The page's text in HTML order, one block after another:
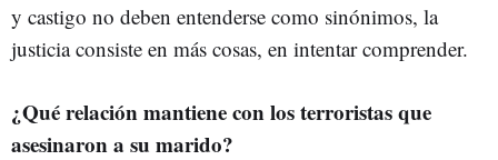
y castigo no deben entenderse como sinónimos, la
justicia consiste en más cosas, en intentar comprender.
¿Qué relación mantiene con los terroristas que
asesinaron a su marido?